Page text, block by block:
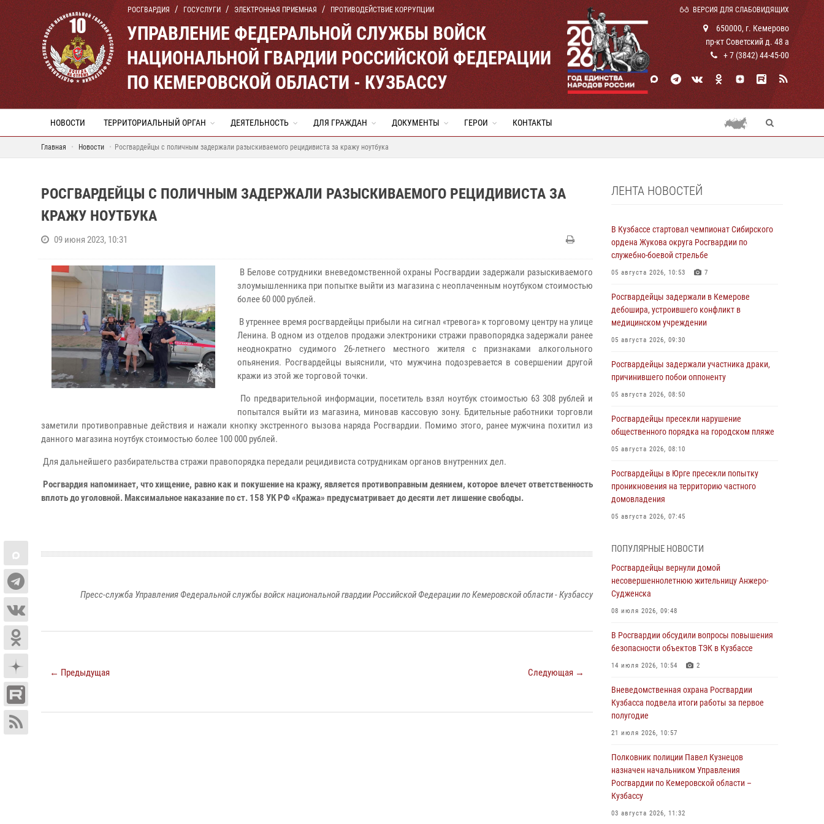
РОСГВАРДИЯ ГОСУСЛУГИ ЭЛЕКТРОННАЯ ПРИЕМНАЯ ПРОТИВОДЕЙСТВИЕ КОРРУПЦИИ ВЕРСИЯ ДЛЯ СЛАБОВИДЯЩИХ
УПРАВЛЕНИЕ ФЕДЕРАЛЬНОЙ СЛУЖБЫ ВОЙСК
НАЦИОНАЛЬНОЙ ГВАРДИИ РОССИЙСКОЙ ФЕДЕРАЦИИ
ПО КЕМЕРОВСКОЙ ОБЛАСТИ - КУЗБАССУ
650000, г. Кемерово
пр-кт Советский д. 48 а
+ 7 (3842) 44-45-00
НОВОСТИ ТЕРРИТОРИАЛЬНЫЙ ОРГАН ДЕЯТЕЛЬНОСТЬ ДЛЯ ГРАЖДАН ДОКУМЕНТЫ ГЕРОИ КОНТАКТЫ
Главная Новости Росгвардейцы с поличным задержали разыскиваемого рецидивиста за кражу ноутбука
РОСГВАРДЕЙЦЫ С ПОЛИЧНЫМ ЗАДЕРЖАЛИ РАЗЫСКИВАЕМОГО РЕЦИДИВИСТА ЗА
КРАЖУ НОУТБУКА
09 июня 2023, 10:31
В Белове сотрудники вневедомственной охраны Росгвардии задержали разыскиваемого
злоумышленника при попытке выйти из магазина с неоплаченным ноутбуком стоимостью
более 60 000 рублей.
В утреннее время росгвардейцы прибыли на сигнал «тревога» к торговому центру на улице
Ленина. В одном из отделов продажи электроники стражи правопорядка задержали ранее
неоднократно судимого 26-летнего местного жителя с признаками алкогольного
опьянения. Росгвардейцы выяснили, что мужчина подозревается в совершении другой
кражи из этой же торговой точки.
По предварительной информации, посетитель взял ноутбук стоимостью 63 308 рублей и
попытался выйти из магазина, миновав кассовую зону. Бдительные работники торговли
заметили противоправные действия и нажали кнопку экстренного вызова наряда Росгвардии. Помимо этого, ранее мужчина похитил из
данного магазина ноутбук стоимостью более 100 000 рублей.
Для дальнейшего разбирательства стражи правопорядка передали рецидивиста сотрудникам органов внутренних дел.
Росгвардия напоминает, что хищение, равно как и покушение на кражу, является противоправным деянием, которое влечет ответственность
вплоть до уголовной. Максимальное наказание по ст. 158 УК РФ «Кража» предусматривает до десяти лет лишение свободы.
Пресс-служба Управления Федеральной службы войск национальной гвардии Российской Федерации по Кемеровской области - Кузбассу
← Предыдущая Следующая →
ЛЕНТА НОВОСТЕЙ
В Кузбассе стартовал чемпионат Сибирского
ордена Жукова округа Росгвардии по
служебно-боевой стрельбе
05 августа 2026, 10:53 7
Росгвардейцы задержали в Кемерове
дебошира, устроившего конфликт в
медицинском учреждении
05 августа 2026, 09:30
Росгвардейцы задержали участника драки,
причинившего побои оппоненту
05 августа 2026, 08:50
Росгвардейцы пресекли нарушение
общественного порядка на городском пляже
05 августа 2026, 08:10
Росгвардейцы в Юрге пресекли попытку
проникновения на территорию частного
домовладения
05 августа 2026, 07:45
бронзу чемпионата России по парашютно-
атлетическому многоборью
04 августа 2026, 10:48 2
Кузбассовцы высоко оценили качество
подразделениями ЛРР Росгвардии
04 августа 2026, 09:42
юных путешественников из Новокузнецка
04 августа 2026, 08:42
Росгвардейцы задержали нарушителя
кемеровской гостинице
04 августа 2026, 07:41
Кемеровские росгвардейцы пресекли
попытку хищения товара путем подмены
ПОПУЛЯРНЫЕ НОВОСТИ
Росгвардейцы вернули домой
несовершеннолетнюю жительницу Анжеро-
Судженска
08 июля 2026, 09:48
В Росгвардии обсудили вопросы повышения
безопасности объектов ТЭК в Кузбассе
14 июля 2026, 10:54 2
Вневедомственная охрана Росгвардии
Кузбасса подвела итоги работы за первое
полугодие
21 июля 2026, 10:57
Полковник полиции Павел Кузнецов
назначен начальником Управления
Росгвардии по Кемеровской области –
Кузбассу
03 августа 2026, 11:32